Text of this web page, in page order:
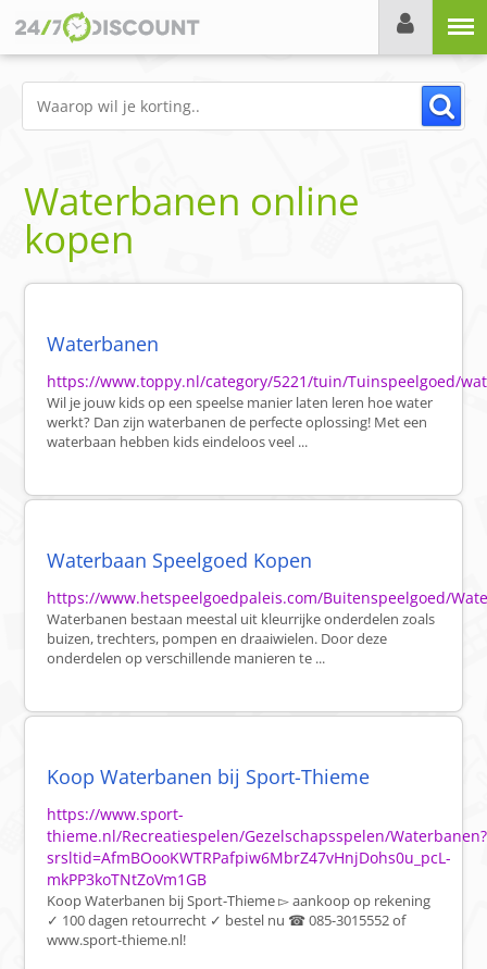
Waterbanen online
kopen
Waterbanen
https://www.toppy.nl/category/5221/tuin/Tuinspeelgoed/
Wil je jouw kids op een speelse manier laten leren hoe water
werkt? Dan zijn waterbanen de perfecte oplossing! Met een
waterbaan hebben kids eindeloos veel ...
Waterbaan Speelgoed Kopen
https://www.hetspeelgoedpaleis.com/Buitenspeelgoed/
Waterbanen bestaan meestal uit kleurrijke onderdelen zoals
buizen, trechters, pompen en draaiwielen. Door deze
onderdelen op verschillende manieren te ...
Koop Waterbanen bij Sport-Thieme
https://www.sport-
thieme.nl/Recreatiespelen/Gezelschapsspelen/Waterbanen?
srsltid=AfmBOooKWTRPafpiw6MbrZ47vHnjDohs0u_pcL-
mkPP3koTNtZoVm1GB
Koop Waterbanen bij Sport-Thieme ▻ aankoop op rekening
✓ 100 dagen retourrecht ✓ bestel nu ☎ 085-3015552 of
www.sport-thieme.nl!